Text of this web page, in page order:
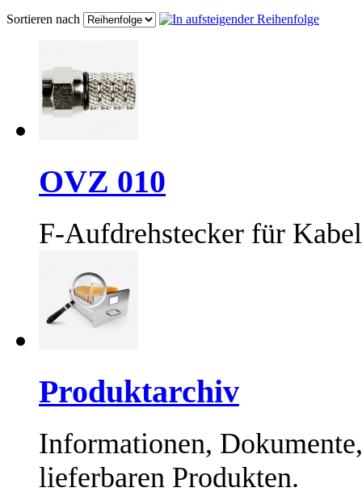
Sortieren nach
OVZ 010
F-Aufdrehstecker für
Produktarchiv
Informationen,
lieferbaren Produkten.